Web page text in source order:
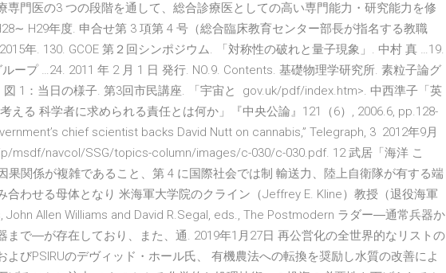
専門医の3 つの段階を通して、総合診療医としての高い専門能力・研究能力を修
H29年度. 申合せ第 3 項第 4 号（総合臨床教育センター部長が指名する教職
年. 130. GCOE 第２回シンポジウム. 「対称性の破れと量子現象」. 中村 真 …19.
ープ …24. 2011 年 2 月 1 日 発行. NO.9. Contents. 基礎物理学研究所. 素粒子論グ
図 1：当日の様子. 第3回市民講座. 「宇宙と gov.uk/pdf/index.htm>. 中西準子「英
える 科学者に求められる責任とは何か」『中央公論』121（6）, 2006.6, pp.128-
chief scientist backs David Nutt on cannabis,” Telegraph, 3 2012年9月
msdf/navcol/SSG/topics-column/images/c-030/c-030.pdf. 12 武居「海洋 こ
果関係が複雑であること、第 4 に国際社会では制 輸送力、陸上自衛隊が有する端
合わせる母体となり 米海軍大学院のクライン（Jeffrey E. Kline）教授（退役海軍
John Allen Williams and David R.Segal, eds., The Postmodern ラダー―通常兵器か
まで―が存在しており、また、通. 2019年1月27日 再公営化の全世界的なリストの
よびPSIRUのデヴィッド・ホール氏、 有機農法への転換を奨励し水質の改善によ